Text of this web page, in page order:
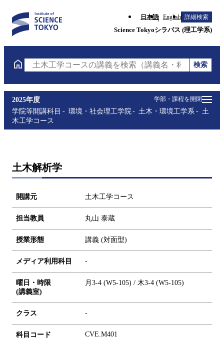
日本語 English 詳細検索
Science Tokyoシラバス (理工学系)
土木工学コースの講義を検索（講義名・科目コード・
検索
学部・課程を開閉
2025年度
学院等開講科目
環境・社会理工学院 土木・環境工学系
土
木工学コース
土木解析学
開講元 土木工学コース
担当教員 丸山 泰蔵
授業形態 講義 (対面型)
メディア利用科目 -
曜日・時限
(講義室)
月3-4 (W5-105) / 木3-4 (W5-105)
クラス -
科目コード CVE.M401